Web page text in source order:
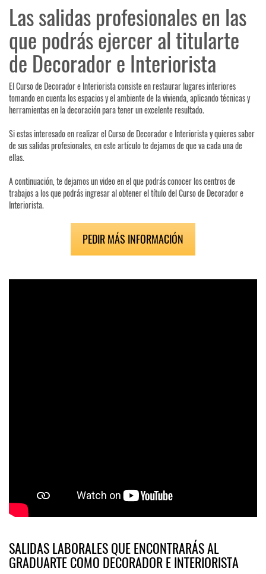
Las salidas profesionales en las
que podrás ejercer al titularte
de Decorador e Interiorista
El Curso de Decorador e Interiorista consiste en restaurar lugares interiores
tomando en cuenta los espacios y el ambiente de la vivienda, aplicando técnicas y
herramientas en la decoración para tener un excelente resultado.
Si estas interesado en realizar el Curso de Decorador e Interiorista y quieres saber
de sus salidas profesionales, en este artículo te dejamos de que va cada una de
ellas.
A continuación, te dejamos un video en el que podrás conocer los centros de
trabajos a los que podrás ingresar al obtener el título del Curso de Decorador e
Interiorista.
PEDIR MÁS INFORMACIÓN
SALIDAS LABORALES QUE ENCONTRARÁS AL
GRADUARTE COMO DECORADOR E INTERIORISTA